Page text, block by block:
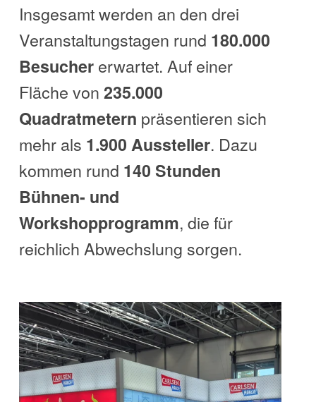
Insgesamt werden an den drei
Veranstaltungstagen rund 180.000
Besuchererwartet. Auf einer
Fläche von 235.000
Quadratmetern präsentieren sich
mehr als 1.900 Aussteller. Dazu
kommen rund 140 Stunden
Bühnen- und
Workshopprogramm, die für
reichlich Abwechslung sorgen.